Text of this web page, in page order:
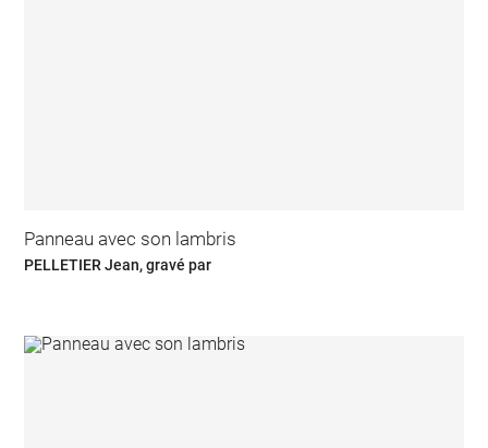
Panneau avec son lambris
PELLETIER Jean, gravé par